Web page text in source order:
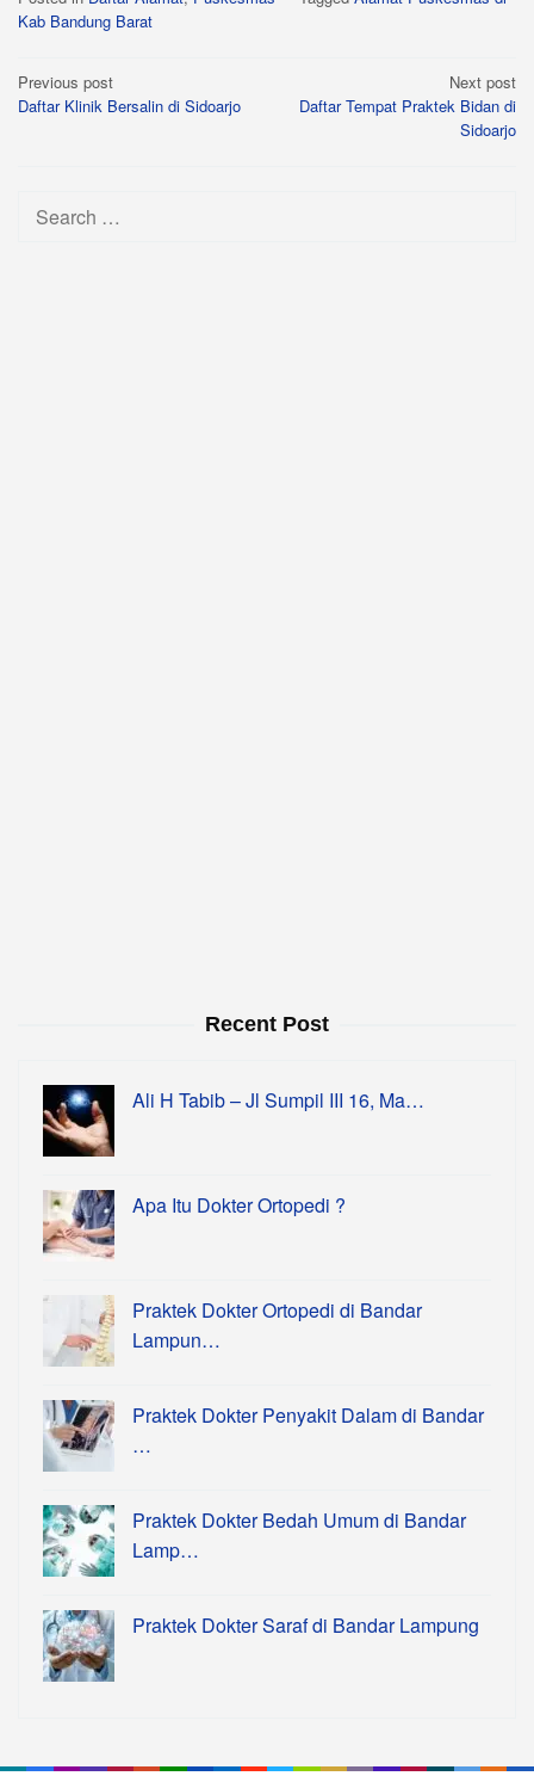
Kab Bandung Barat
Post
navigation
Previous post
Daftar Klinik Bersalin di Sidoarjo
Next post
Daftar Tempat Praktek Bidan di
Sidoarjo
Search
Recent Post
Ali H Tabib – Jl Sumpil III 16, Ma…
Apa Itu Dokter Ortopedi ?
Praktek Dokter Ortopedi di Bandar
Lampun…
Praktek Dokter Penyakit Dalam di Bandar
…
Praktek Dokter Bedah Umum di Bandar
Lamp…
Praktek Dokter Saraf di Bandar Lampung